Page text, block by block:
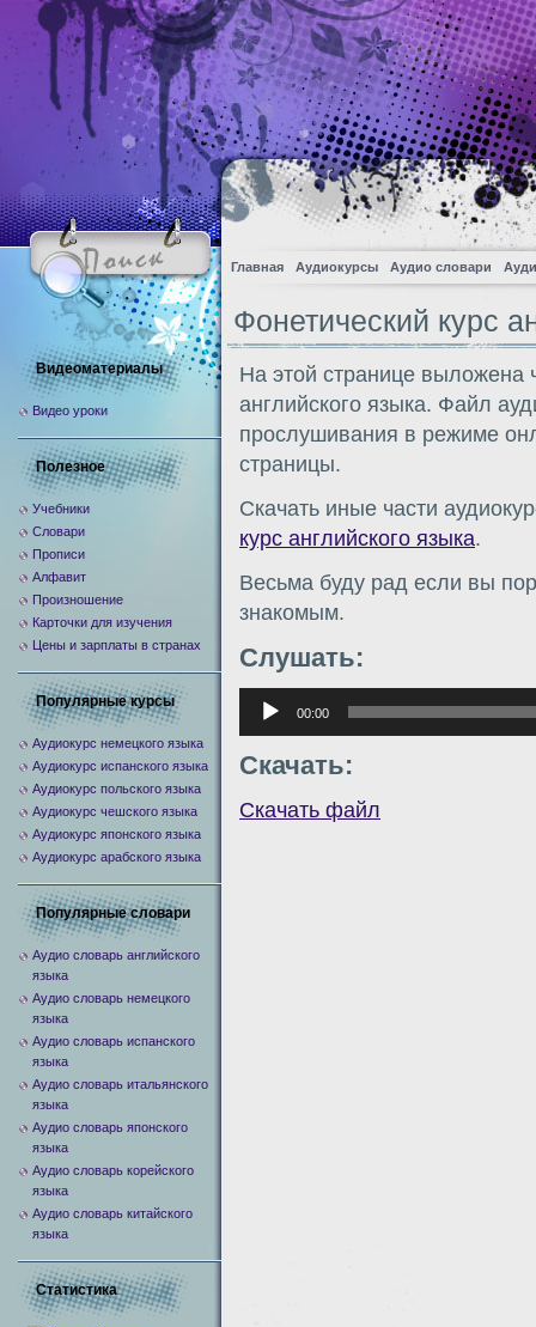
Главная Аудиокурсы Аудио словари
Фонетический курс
На этой странице выложена
английского языка. Файл
прослушивания в режиме
страницы.
Скачать иные части
курс английского языка.
Весьма буду рад если вы
знакомым.
Слушать:
Аудиоплеер
00:00
Скачать:
Скачать файл
Видеоматериалы
Видео уроки
Полезное
Учебники
Словари
Прописи
Алфавит
Произношение
Карточки для изучения
Цены и зарплаты в странах
Популярные курсы
Аудиокурс немецкого языка
Аудиокурс испанского языка
Аудиокурс польского языка
Аудиокурс чешского языка
Аудиокурс японского языка
Аудиокурс арабского языка
Популярные словари
Аудио словарь английского
языка
Аудио словарь немецкого
языка
Аудио словарь испанского
языка
Аудио словарь итальянского
языка
Аудио словарь японского
языка
Аудио словарь корейского
языка
Аудио словарь китайского
языка
Статистика